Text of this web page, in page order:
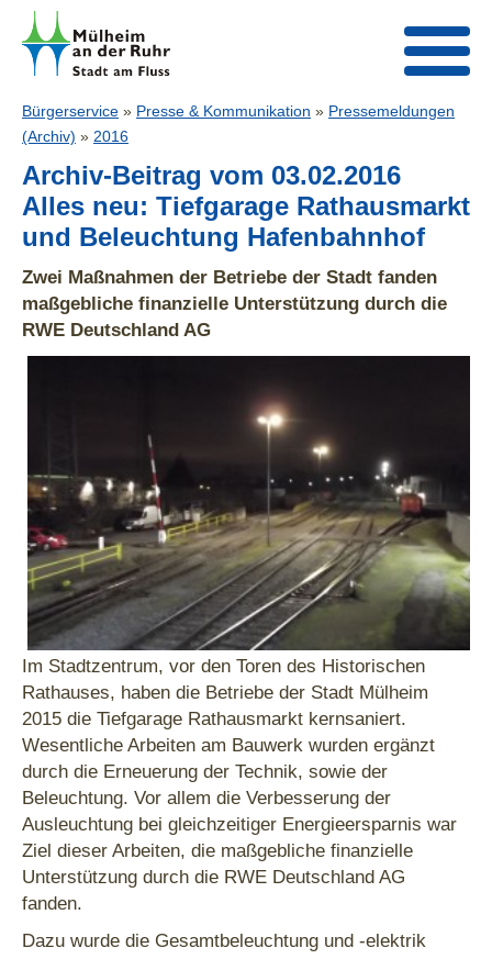
Bürgerservice » Presse & Kommunikation » Pressemeldungen
(Archiv) » 2016
Archiv-Beitrag vom 03.02.2016
Alles neu: Tiefgarage Rathausmarkt
und Beleuchtung Hafenbahnhof
Zwei Maßnahmen der Betriebe der Stadt fanden
maßgebliche finanzielle Unterstützung durch die
RWE Deutschland AG
Im Stadtzentrum, vor den Toren des Historischen
Rathauses, haben die Betriebe der Stadt Mülheim
2015 die Tiefgarage Rathausmarkt kernsaniert.
Wesentliche Arbeiten am Bauwerk wurden ergänzt
durch die Erneuerung der Technik, sowie der
Beleuchtung. Vor allem die Verbesserung der
Ausleuchtung bei gleichzeitiger Energieersparnis war
Ziel dieser Arbeiten, die maßgebliche finanzielle
Unterstützung durch die RWE Deutschland AG
fanden.
Dazu wurde die Gesamtbeleuchtung und -elektrik